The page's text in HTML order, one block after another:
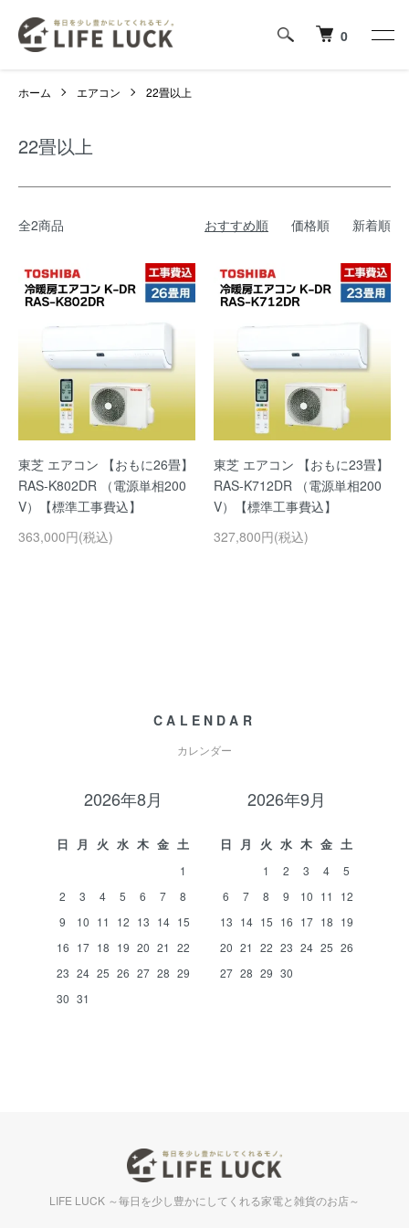
0
ホーム エアコン 22畳以上
22畳以上
全2商品 おすすめ順 価格順 新着順
東芝 エアコン 【おもに26畳】
RAS-K802DR （電源単相200
V）【標準工事費込】
363,000円(税込)
東芝 エアコン 【おもに23畳】
RAS-K712DR （電源単相200
V）【標準工事費込】
327,800円(税込)
CALENDAR
カレンダー
2026年8月
日 月 火 水 木 金 土
1
2
3 4 5 6 7
8
9
10 11 12 13 14 15
16 17 18 19 20 21 22
23 24 25 26 27 28 29
30 31
2026年9月
日 月 火 水 木 金 土
1 2 3 4
5
6
7 8 9 10 11
12
13 14 15 16 17 18 19
20 21 22 23 24 25 26
27 28 29 30
LIFE LUCK ～毎日を少し豊かにしてくれる家電と雑貨のお店～